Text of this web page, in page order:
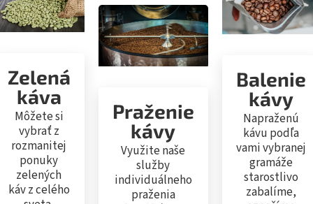
Zelená
káva
Môžete si
vybrať z
rozmanitej
ponuky
zelených
káv z celého
Praženie
kávy
Využite naše
služby
individuálneho
praženia
Balenie
kávy
Napraženú
kávu podľa
vami vybranej
gramáže
starostlivo
zabalíme,